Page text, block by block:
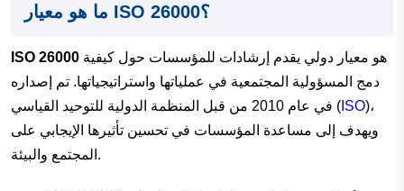
ما هو معيار ISO 26000؟
ISO 26000
دمج المسؤولية المجتمعية في عملياتها واستراتيجياتها. تم إصداره
في عام 2010 من قبل المنظمة الدولية للتوحيد القياسي ( ISO)،
ويهدف إلى مساعدة المؤسسات في تحسين تأثيرها الإيجابي على
المجتمع والبيئة.